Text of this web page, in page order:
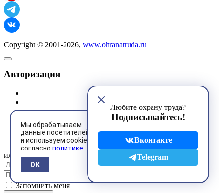
Мы обрабатываем
данные посетителей
и используем cookies
согласно политике
ОК
Любите охрану труда?
Подписывайтесь!
Вконтакте
Telegram
Copyright © 2001-2026, www.ohranatruda.ru
Авторизация
или
Запомнить меня